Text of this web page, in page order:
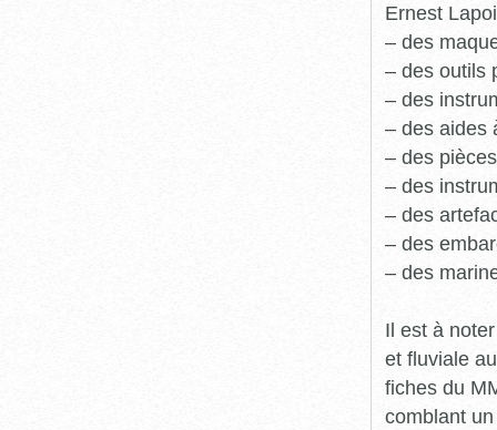
Ernest
– des
– des outils
– des
– des aides
– des
– des
– des
– des
– des
Il est à
et fluviale
fiches du
comblant